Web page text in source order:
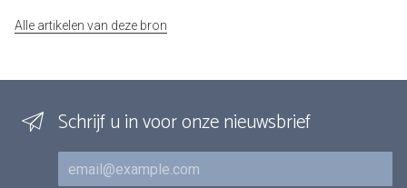
Alle artikelen van deze bron
Schrijf u in voor onze nieuwsbrief
E-mail